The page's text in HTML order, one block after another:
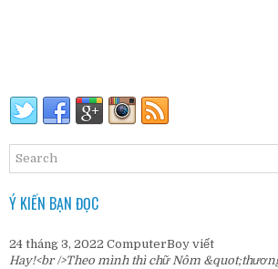
Ý KIẾN BẠN ĐỌC
24 tháng 3, 2022 ComputerBoy viết
Hay!<br />Theo mình thì chữ Nôm